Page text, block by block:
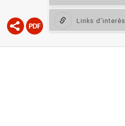
Links d'interès